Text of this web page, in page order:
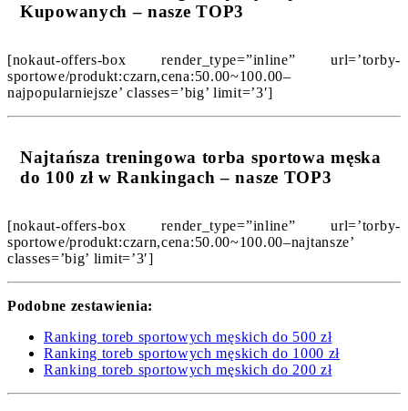
Kupowanych – nasze TOP3
[nokaut-offers-box render_type=”inline” url=’torby-
sportowe/produkt:czarn,cena:50.00~100.00–
najpopularniejsze’ classes=’big’ limit=’3′]
Najtańsza treningowa torba sportowa męska
do 100 zł w Rankingach – nasze TOP3
[nokaut-offers-box render_type=”inline” url=’torby-
sportowe/produkt:czarn,cena:50.00~100.00–najtansze’
classes=’big’ limit=’3′]
Podobne zestawienia:
Ranking toreb sportowych męskich do 500 zł
Ranking toreb sportowych męskich do 1000 zł
Ranking toreb sportowych męskich do 200 zł